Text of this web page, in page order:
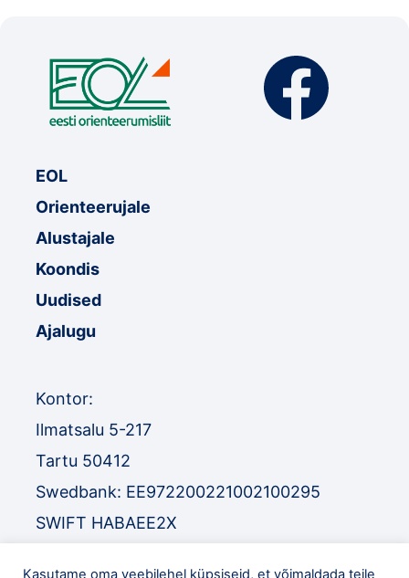
EOL
Orienteerujale
Alustajale
Koondis
Uudised
Ajalugu
Kontor:
Ilmatsalu 5-217
Tartu 50412
Swedbank: EE972200221002100295
SWIFT HABAEE2X
Kasutame oma veebilehel küpsiseid, et võimaldada teile